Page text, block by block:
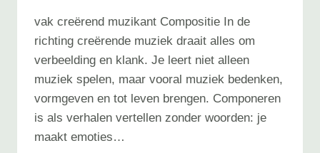
vak creërend muzikant Compositie In de
richting creërende muziek draait alles om
verbeelding en klank. Je leert niet alleen
muziek spelen, maar vooral muziek bedenken,
vormgeven en tot leven brengen. Componeren
is als verhalen vertellen zonder woorden: je
maakt emoties…